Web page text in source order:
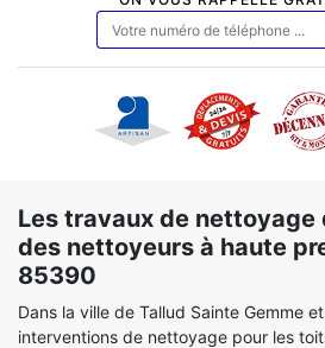
Les travaux de nettoyage
des nettoyeurs à haute
85390
Dans la ville de Tallud Sainte Gemme
interventions de nettoyage pour les